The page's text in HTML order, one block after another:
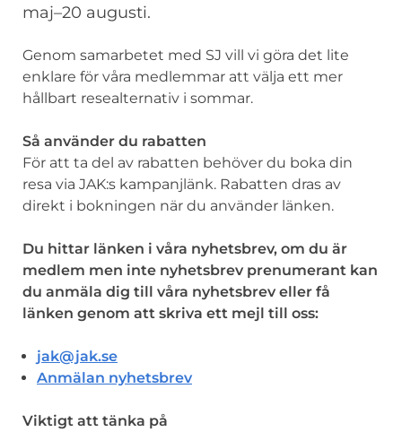
maj–20 augusti.
Genom samarbetet med SJ vill vi göra det lite
enklare för våra medlemmar att välja ett mer
hållbart resealternativ i sommar.
Så använder du rabatten
För att ta del av rabatten behöver du boka din
resa via JAK:s kampanjlänk. Rabatten dras av
direkt i bokningen när du använder länken.
Du hittar länken i våra nyhetsbrev, om du är
medlem men inte nyhetsbrev prenumerant kan
du anmäla dig till våra nyhetsbrev eller få
länken genom att skriva ett mejl till oss:
jak@jak.se
Anmälan nyhetsbrev
Viktigt att tänka på